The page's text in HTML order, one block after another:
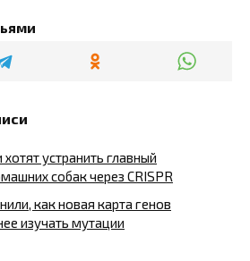
устранить главный
собак через CRISPR
как новая карта генов
изучать мутации